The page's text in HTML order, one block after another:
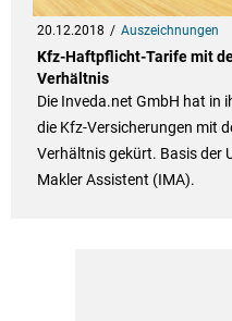
20.12.2018 Auszeichnungen
Kfz-Haftpflicht-Tarife mit
Verhältnis
Die Inveda.net GmbH hat in
die Kfz-Versicherungen mit
Verhältnis gekürt. Basis der
Makler Assistent (IMA).